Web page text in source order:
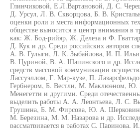
Глинчиковой, Е.Л.Вартановой, Д. С.
Д. Урсул, Л. В. Скворцова, Б. В.
оценки роли и места информационных
обществе выносится в центр внимания в
как: Ж. Бод-рийяр, Ж. Делеза и Ф.
Д. Кук и др. Среди российских авторов
А. В. Гулыги, Л. К. Зыбайлова, И. П.
В. Цуриной, В. А. Шапинского и др.
средств массовой коммуникации
Лассуэллом, Г. Мар-кузе, П.
Гербнером, Б. Вестли, М. Маклюэном, Ю.
Менегетти и другими. Среди
выделить работы А. А. Леонтьева, Л. С.
Грушина, Б. М. Фирсова, Ю. А.
М. Березина, М. М. Назарова и др.
рассматривается в работах С.